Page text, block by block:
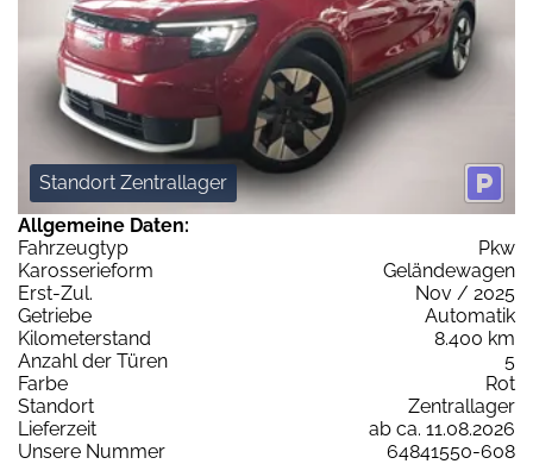
Standort Zentrallager
Allgemeine Daten:
Fahrzeugtyp
Pkw
Karosserieform
Geländewagen
Erst-Zul.
Nov / 2025
Getriebe
Automatik
Kilometerstand
8.400 km
Anzahl der Türen
5
Farbe
Rot
Standort
Zentrallager
Lieferzeit
ab ca. 11.08.2026
Unsere Nummer
64841550-608